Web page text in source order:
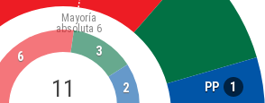
PP 1
11
Mayoría
absoluta 6
6 3
2